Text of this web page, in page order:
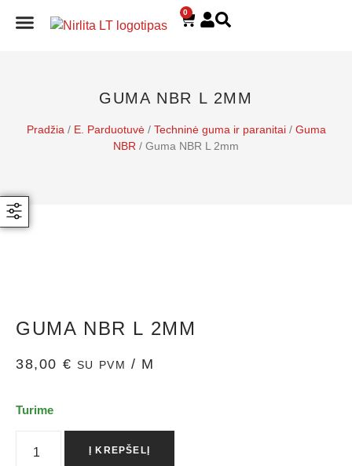
0
GUMA NBR L 2MM
Pradžia / E. Parduotuvė/ Techninė guma ir paranitai/ Guma
NBR / Guma NBR L 2mm
GUMA NBR L 2MM
38,00 € SU PVM / M
Turime
Į KREPŠELĮ